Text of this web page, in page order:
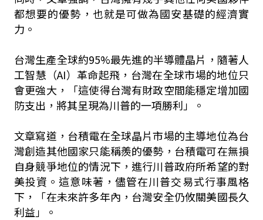
都想要的優勢，也就是可做為國安基礎的經濟實
力。
台灣生產全球約95%最先進的半導體晶片，隨著人
工智慧（AI）革命起飛，台灣在全球市場的地位只
會更強大，「這使得台灣有財政空間能穩定增加國
防支出，將其呈現為川普的一項勝利」。
文章寫道，台積電在全球晶片市場的主導地位為台
灣創造其他國家只能稱羨的優勢，台積電可在無損
自身競爭地位的情況下，進行川普政府所希望的對
美投資。這意味著，儘管在川普交易式行事風格
下，「在未來許多年內，台灣安全仍攸關美國長久
利益」。